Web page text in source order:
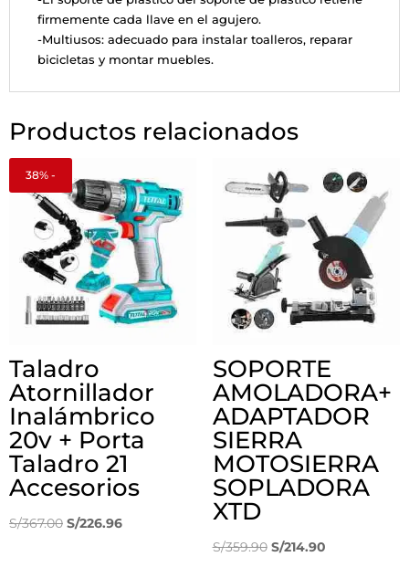
firmemente cada llave en el agujero.
-Multiusos: adecuado para instalar toalleros, reparar
bicicletas y montar muebles.
Productos relacionados
38% -
Taladro
Atornillador
Inalámbrico
20v + Porta
Taladro 21
Accesorios
S/367.00 El
S/226.96El
SOPORTE
AMOLADORA+
ADAPTADOR
SIERRA
MOTOSIERRA
SOPLADORA
XTD
S/359.90 El
S/214.90El